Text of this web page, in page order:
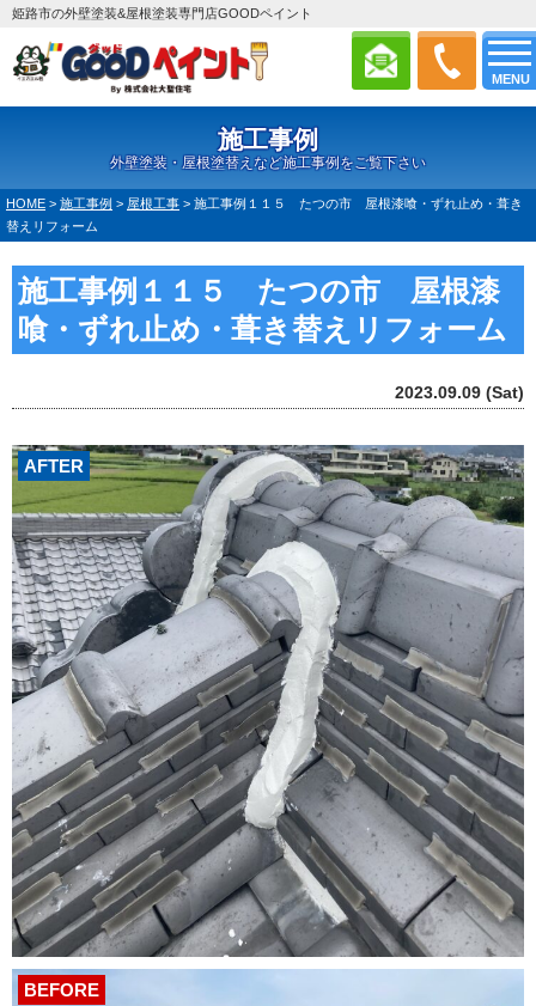
MENU
姫路市の外壁塗装&屋根塗装専門店GOODペイント
施工事例
外壁塗装・屋根塗替えなど施工事例をご覧下さい
HOME > 施工事例 > 屋根工事 > 施工事例１１５ たつの市 屋根漆喰・ずれ止め・葺き
替えリフォーム
施工事例１１５ たつの市 屋根漆
喰・ずれ止め・葺き替えリフォーム
2023.09.09 (Sat)
AFTER
BEFORE